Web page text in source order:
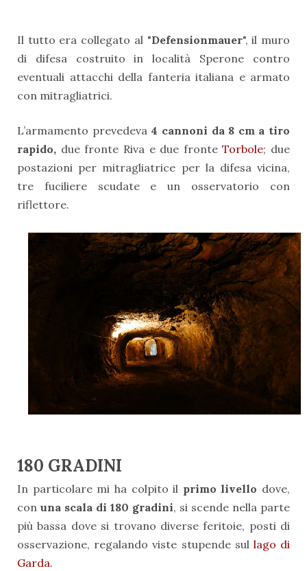
Il tutto era collegato al "Defensionmauer", il muro
di difesa costruito in località Sperone contro
eventuali attacchi della fanteria italiana e armato
con mitragliatrici.
L’armamento prevedeva 4 cannoni da 8 cm a tiro
rapido, due fronte Riva e due fronteTorbole; due
postazioni per mitragliatrice per la difesa vicina,
tre fuciliere scudate e un osservatorio con
riflettore.
180 GRADINI
In particolare mi ha colpito il primo livello dove,
con una scala di 180 gradini, si scende nella parte
più bassa dove si trovano diverse feritoie, posti di
osservazione, regalando viste stupende sul lago di
Garda.